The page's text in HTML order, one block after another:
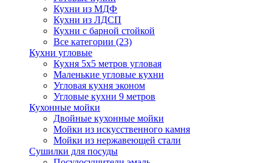
Кухни из МДФ
Кухни из ЛДСП
Кухни с барной стойкой
Все категории (23)
Кухни угловые
Кухня 5х5 метров угловая
Маленькие угловые кухни
Угловая кухня эконом
Угловые кухни 9 метров
Кухонные мойки
Двойные кухонные мойки
Мойки из искусственного камня
Мойки из нержавеющей стали
Сушилки для посуды